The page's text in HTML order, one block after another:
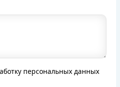
персональных данных